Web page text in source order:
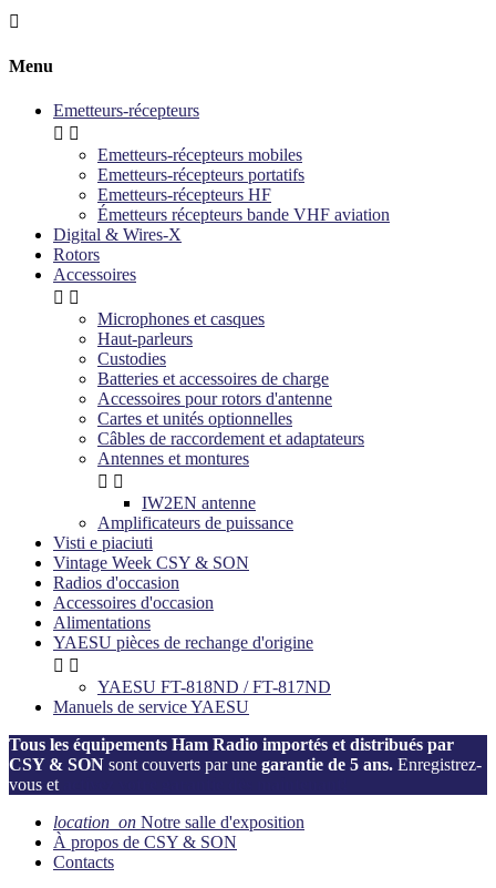

Menu
Emetteurs-récepteurs
 
Emetteurs-récepteurs mobiles
Emetteurs-récepteurs portatifs
Emetteurs-récepteurs HF
Émetteurs récepteurs bande VHF aviation
Digital & Wires-X
Rotors
Accessoires
 
Microphones et casques
Haut-parleurs
Custodies
Batteries et accessoires de charge
Accessoires pour rotors d'antenne
Cartes et unités optionnelles
Câbles de raccordement et adaptateurs
Antennes et montures
 
IW2EN antenne
Amplificateurs de puissance
Visti e piaciuti
Vintage Week CSY & SON
Radios d'occasion
Accessoires d'occasion
Alimentations
YAESU pièces de rechange d'origine
 
YAESU FT-818ND / FT-817ND
Manuels de service YAESU
Tous les équipements Ham Radio importés et distribués par
CSY & SON sont couverts par une garantie de 5 ans. Enregistrez-
vous et
location_on Notre salle d'exposition
À propos de CSY & SON
Contacts